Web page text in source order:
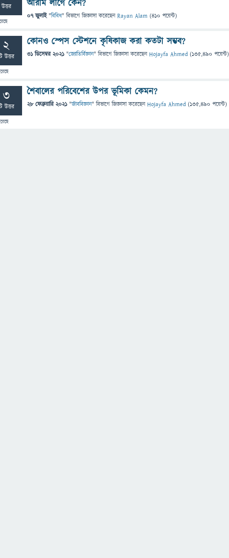
উত্তর
আরাম লাগে কেন?
07 জুলাই "বিবিধ" বিভাগে জিজ্ঞাসাকরেছেনRayan Alam (410 পয়েন্ট)
2
উত্তর
কোনও স্পেস স্টেশনে কৃষিকাজ করা কতটা সম্ভব?
31 ডিসেম্বর 2021 "জ্যোতির্বিজ্ঞান" বিভাগে জিজ্ঞাসাকরেছেনHojayfa Ahmed (135,490 পয়েন্ট)
3
উত্তর
শৈবালের পরিবেশের উপর ভূমিকা কেমন?
28 ফেব্রুয়ারি 2021 "জীববিজ্ঞান" বিভাগে জিজ্ঞাসাকরেছেনHojayfa Ahmed (135,490 পয়েন্ট)